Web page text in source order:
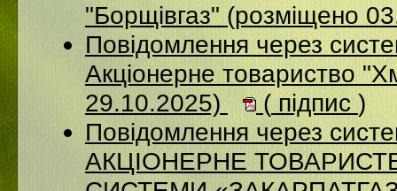
"Борщiвгаз" (розміщено
Повідомлення через
Акціонерне товариство
29.10.2025)
( підпис )
Повідомлення через
АКЦІОНЕРНЕ